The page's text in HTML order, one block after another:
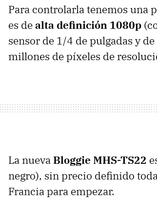
Para controlarla tenemos una
es dealta definición 1080p
sensor de 1/4 de pulgadas y
millones de píxeles de
La nuevaBloggie MHS-TS22
negro), sin precio definido
Francia para empezar.